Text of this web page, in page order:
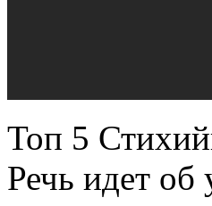
Топ 5
Речь идет об